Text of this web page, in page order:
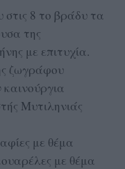
στις 8 το βράδυ τα
της
με επιτυχία.
ζωγράφου
καινούργια
Μυτιληνιάς
με θέμα
με θέμα